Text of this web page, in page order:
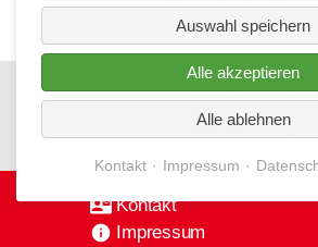
Kontakt
Impressum
Auswahl speichern
Alle akzeptieren
Alle ablehnen
Kontakt Impressum